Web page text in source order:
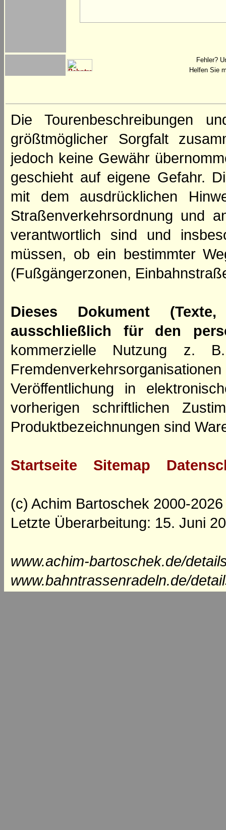
Fehler?
Helfen Sie
Die Tourenbeschreibungen
größtmöglicher Sorgfalt
jedoch keine Gewähr
geschieht auf eigene Gefahr.
mit dem ausdrücklichen
Straßenverkehrsordnung und
verantwortlich sind und
müssen, ob ein bestimmter
(Fußgängerzonen,
Dieses Dokument
ausschließlich für den
kommerzielle Nutzung z.
Veröffentlichung in
vorherigen schriftlichen
Produktbezeichnungen sind
Startseite Sitemap
(c) Achim Bartoschek 2000-2026
Letzte Überarbeitung: 15. Juni
www.achim-bartoschek.de/
www.bahntrassenradeln.de/